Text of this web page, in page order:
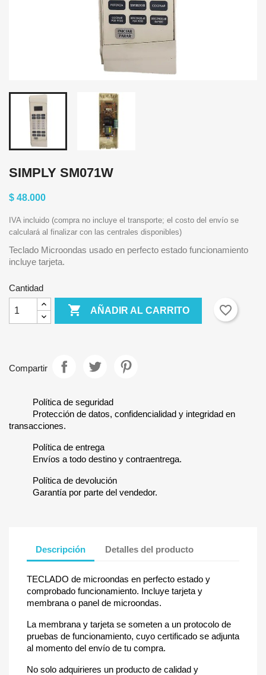
SIMPLY SM071W
$ 48.000
IVA incluido (compra no incluye el transporte; el costo del envío se
calculará al finalizar con las centrales disponibles)
Teclado Microondas usado en perfecto estado funcionamiento
incluye tarjeta.
Cantidad
 AÑADIR AL CARRITO favorite_border
Compartir
Política de seguridad
Protección de datos, confidencialidad y integridad en
transacciones.
Política de entrega
Envíos a todo destino y contraentrega.
Política de devolución
Garantía por parte del vendedor.
Descripción Detalles del producto
TECLADO de microondas en perfecto estado y
comprobado funcionamiento. Incluye tarjeta y
membrana o panel de microondas.
La membrana y tarjeta se someten a un protocolo de
pruebas de funcionamiento, cuyo certificado se adjunta
al momento del envío de tu compra.
No solo adquirieres un producto de calidad y